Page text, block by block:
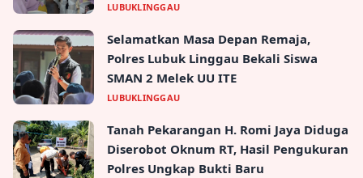
LUBUKLINGGAU
Selamatkan Masa Depan Remaja,
Polres Lubuk Linggau Bekali Siswa
SMAN 2 Melek UU ITE
LUBUKLINGGAU
Tanah Pekarangan H. Romi Jaya Diduga
Diserobot Oknum RT, Hasil Pengukuran
Polres Ungkap Bukti Baru